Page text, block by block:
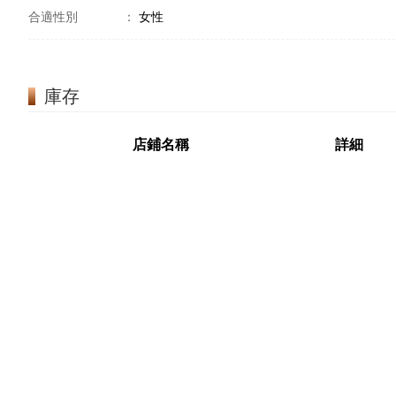
合適性別 ： 女性
庫存
店鋪名稱 詳細